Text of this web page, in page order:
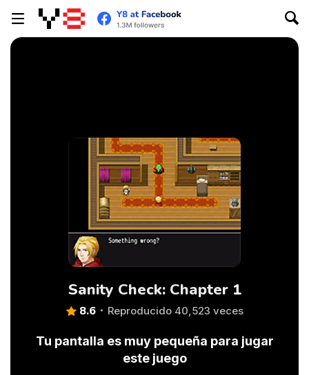
Sanity Check: Chapter 1
8.6 Reproducido 40,523 veces
Tu pantalla es muy pequeña para jugar
este juego